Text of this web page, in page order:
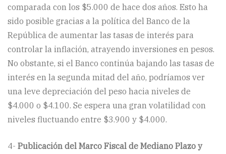
comparada con los $5.000 de hace dos años. Esto ha
sido posible gracias a la política del Banco de la
República de aumentar las tasas de interés para
controlar la inflación, atrayendo inversiones en pesos.
No obstante, si el Banco continúa bajando las tasas de
interés en la segunda mitad del año, podríamos ver
una leve depreciación del peso hacia niveles de
$4.000 o $4.100. Se espera una gran volatilidad con
niveles fluctuando entre $3.900 y $4.000.
4- Publicación del Marco Fiscal de Mediano Plazo y